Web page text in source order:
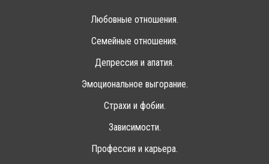
Любовные отношения.
Семейные отношения.
Депрессия и апатия.
Эмоциональное выгорание.
Страхи и фобии.
Зависимости.
Профессия и карьера.